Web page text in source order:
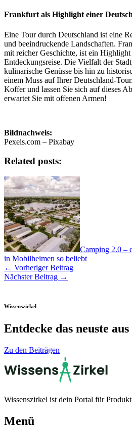
Frankfurt als Highlight einer
Eine Tour durch Deutschland ist eine
und beeindruckende Landschaften.
mit reicher Geschichte, ist ein Highlight
Entdeckungsreise. Die Vielfalt der
kulinarische Genüsse bis hin zu
einem Muss auf Ihrer Deutschland-
Koffer und lassen Sie sich auf dieses
erwartet Sie mit offenen Armen!
Bildnachweis:
Pexels.com – Pixabay
Related posts:
Camping 2.0 –
in Mobilheimen so beliebt
← Vorheriger Beitrag
Nächster Beitrag →
Wissenszirkel
Entdecke das neuste
Zu den Beiträgen
Wissenszirkel ist dein Portal für
Menü